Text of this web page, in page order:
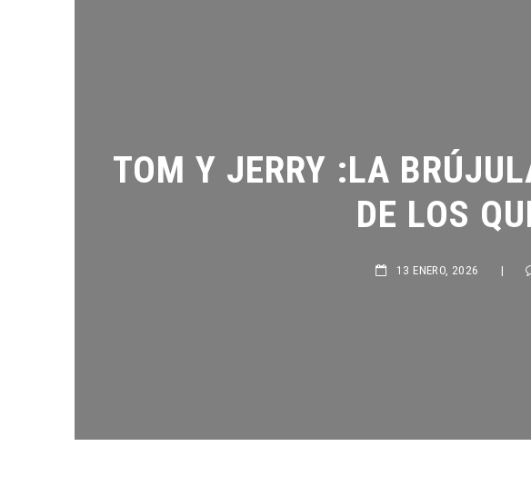
TOM Y JERRY :LA
DE LOS